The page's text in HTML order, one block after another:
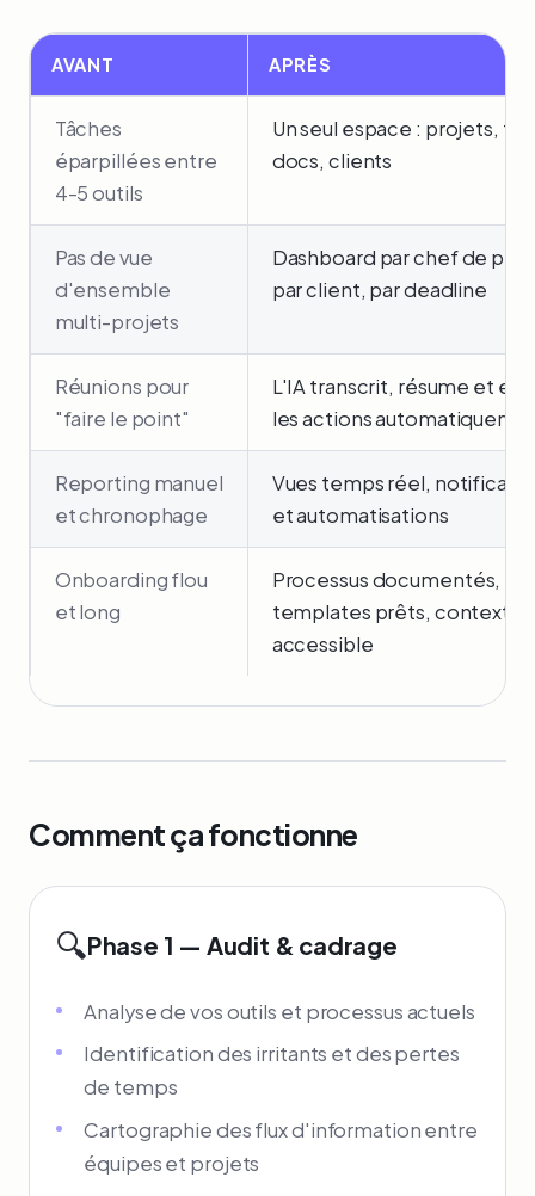
AVANT APRÈS
Tâches
éparpillées entre
4-5 outils
Un seul espace : projets,
docs, clients
Pas de vue
d'ensemble
multi-projets
Dashboard par chef de
par client, par deadline
Réunions pour
"faire le point"
L'IA transcrit, résume et
les actions
Reporting manuel
et chronophage
Vues temps réel,
et automatisations
Onboarding flou
et long
Processus documentés,
templates prêts, contexte
accessible
Comment ça fonctionne
🔍Phase 1 — Audit & cadrage
Analyse de vos outils et processus actuels
Identification des irritants et des pertes
de temps
Cartographie des flux d'information entre
équipes et projets